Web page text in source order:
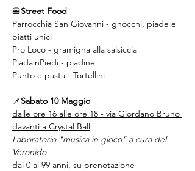
🍔Street Food
Parrocchia San Giovanni - gnocchi, piade e
piatti unici
Pro Loco - gramigna alla salsiccia
PiadainPiedi - piadine
Punto e pasta - Tortellini
📌Sabato 10 Maggio
dalle ore 16 alle ore 18 - via Giordano Bruno
davanti a Crystal Ball
Laboratorio "musica in gioco" a cura del
Veronido
dai 0 ai 99 anni, su prenotazione